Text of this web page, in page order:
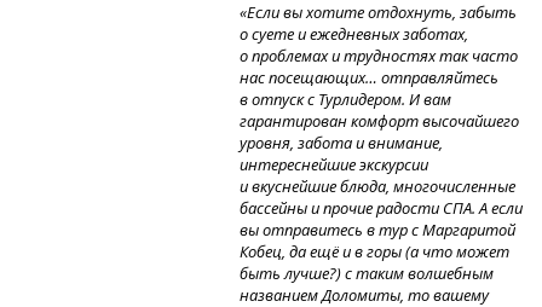
«Если вы хотите отдохнуть, забыть
о суете и ежедневных заботах,
о проблемах и трудностях так часто
нас посещающих… отправляйтесь
в отпуск с Турлидером. И вам
гарантирован комфорт высочайшего
уровня, забота и внимание,
интереснейшие экскурсии
и вкуснейшие блюда, многочисленные
бассейны и прочие радости СПА. А если
вы отправитесь в тур с Маргаритой
Кобец, да ещё и в горы (а что может
быть лучше?) с таким волшебным
названием Доломиты, то вашему